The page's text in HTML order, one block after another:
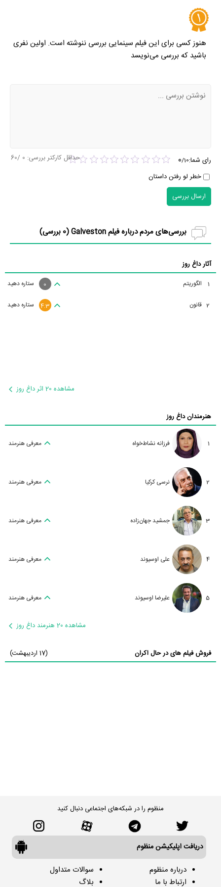
هنوز کسی برای این فیلم سینمایی بررسی ننوشته است. اولین نفری
باشید که بررسی می‌نویسد
رای شما: 0/10
خطر لو رفتن داستان
حداقل کارکتر بررسی: 0
/60
ارسال بررسی
بررسی‌های مردم درباره فیلم Galveston ( 0 بررسی)
آثار داغ روز
1 الگوریتم ستاره دهید 0
2 قانون ستاره دهید 4.3
مشاهده 20 اثر داغ روز
هنرمندان داغ روز
1 فرزانه نشاط‌خواه معرفی هنرمند
2 نرسی کرکیا معرفی هنرمند
3 جمشید جهان‌زاده معرفی هنرمند
4 علی اوسیوند معرفی هنرمند
5 علیرضا اوسیوند معرفی هنرمند
مشاهده 20 هنرمند داغ روز
فروش فیلم های در حال اکران (17 اردیبهشت)
منظوم را در شبکه‌های اجتماعی دنبال کنید
دریافت اپلیکیشن منظوم
درباره منظوم
ارتباط با ما
سوالات متداول
بلاگ